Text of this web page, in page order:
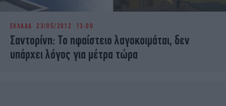
ΕΛΛΑΔΑ 23/05/2012 13:00
Σαντορίνη: Το ηφαίστειο λαγοκοιμάται, δεν
υπάρχει λόγος για μέτρα τώρα